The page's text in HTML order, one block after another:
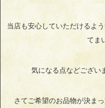
当店も安心していただけるよ
てま
気になる点などござい
さてご希望のお品物が決ま